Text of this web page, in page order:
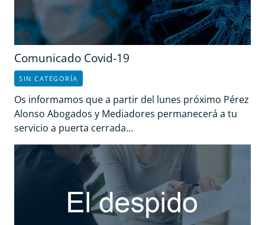
Comunicado Covid-19
SIN CATEGORÍA
Os informamos que a partir del lunes próximo Pérez
Alonso Abogados y Mediadores permanecerá a tu
servicio a puerta cerrada...